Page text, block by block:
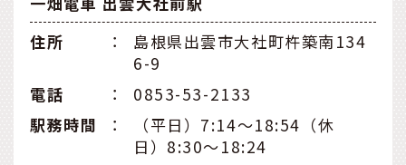
住所
：
島根県出雲市大社町杵築南134
6-9
電話
：
0853-53-2133
駅務時間
：
（平日）7:14～18:54（休
日）8:30～18:24